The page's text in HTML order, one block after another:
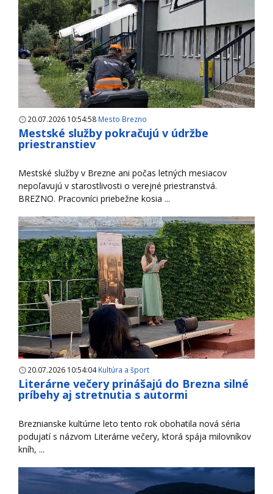
20.07.2026 10:54:58 Mesto Brezno
Mestské služby pokračujú v údržbe
priestranstiev
Mestské služby v Brezne ani počas letných mesiacov
nepoľavujú v starostlivosti o verejné priestranstvá.
BREZNO. Pracovníci priebežne kosia ...
20.07.2026 10:54:04Kultúra a šport
Literárne večery prinášajú do Brezna silné
príbehy aj stretnutia s autormi
Breznianske kultúrne leto tento rok obohatila nová séria
podujatí s názvom Literárne večery, ktorá spája milovníkov
kníh, ...